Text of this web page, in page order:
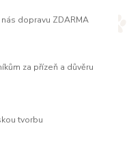
dopravu ZDARMA
za přízeň a důvěru
tvorbu